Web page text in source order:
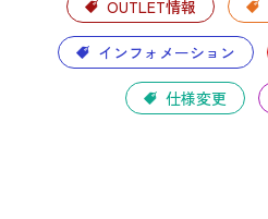
OUTLET情報
インフォメーション
仕様変更